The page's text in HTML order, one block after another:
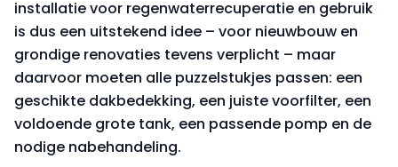
installatie voor regenwaterrecuperatie en gebruik
is dus een uitstekend idee – voor nieuwbouw en
grondige renovaties tevens verplicht – maar
daarvoor moeten alle puzzelstukjes passen: een
geschikte dakbedekking, een juiste voorfilter, een
voldoende grote tank, een passende pomp en de
nodige nabehandeling.